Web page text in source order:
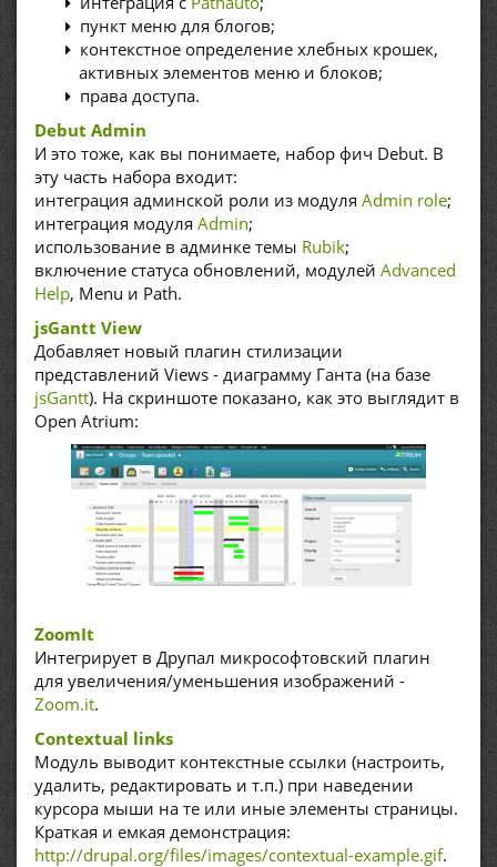
пункт меню для блогов;
контекстное определение хлебных крошек,
активных элементов меню и блоков;
права доступа.
Debut Admin
И это тоже, как вы понимаете, набор фич Debut. В
эту часть набора входит:
интеграция админской роли из модуля Admin role;
интеграция модуля Admin;
использование в админке темы Rubik;
включение статуса обновлений, модулей Advanced
Help, Menu и Path.
jsGantt View
Добавляет новый плагин стилизации
представлений Views - диаграмму Ганта (на базе
jsGantt). На скриншоте показано, как это выглядит в
Open Atrium:
ZoomIt
Интегрирует в Друпал микрософтовский плагин
для увеличения/уменьшения изображений -
Zoom.it.
Contextual links
Модуль выводит контекстные ссылки (настроить,
удалить, редактировать и т.п.) при наведении
курсора мыши на те или иные элементы страницы.
Краткая и емкая демонстрация:
http://drupal.org/files/images/contextual-example.gif.